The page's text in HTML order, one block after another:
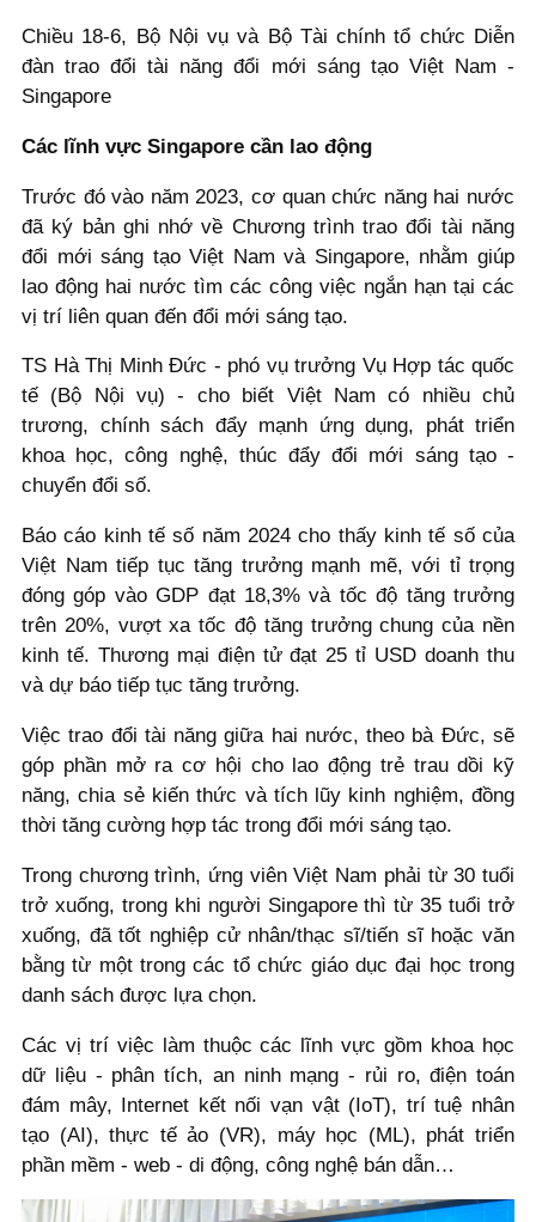
Chiều 18-6, Bộ Nội vụ và Bộ Tài chính tổ chức Diễn
đàn trao đổi tài năng đổi mới sáng tạo Việt Nam -
Singapore
Các lĩnh vực Singapore cần lao động
Trước đó vào năm 2023, cơ quan chức năng hai nước
đã ký bản ghi nhớ về Chương trình trao đổi tài năng
đổi mới sáng tạo Việt Nam và Singapore, nhằm giúp
lao động hai nước tìm các công việc ngắn hạn tại các
vị trí liên quan đến đổi mới sáng tạo.
TS Hà Thị Minh Đức - phó vụ trưởng Vụ Hợp tác quốc
tế (Bộ Nội vụ) - cho biết Việt Nam có nhiều chủ
trương, chính sách đẩy mạnh ứng dụng, phát triển
khoa học, công nghệ, thúc đẩy đổi mới sáng tạo -
chuyển đổi số.
Báo cáo kinh tế số năm 2024 cho thấy kinh tế số của
Việt Nam tiếp tục tăng trưởng mạnh mẽ, với tỉ trọng
đóng góp vào GDP đạt 18,3% và tốc độ tăng trưởng
trên 20%, vượt xa tốc độ tăng trưởng chung của nền
kinh tế. Thương mại điện tử đạt 25 tỉ USD doanh thu
và dự báo tiếp tục tăng trưởng.
Việc trao đổi tài năng giữa hai nước, theo bà Đức, sẽ
góp phần mở ra cơ hội cho lao động trẻ trau dồi kỹ
năng, chia sẻ kiến thức và tích lũy kinh nghiệm, đồng
thời tăng cường hợp tác trong đổi mới sáng tạo.
Trong chương trình, ứng viên Việt Nam phải từ 30 tuổi
trở xuống, trong khi người Singapore thì từ 35 tuổi trở
xuống, đã tốt nghiệp cử nhân/thạc sĩ/tiến sĩ hoặc văn
bằng từ một trong các tổ chức giáo dục đại học trong
danh sách được lựa chọn.
Các vị trí việc làm thuộc các lĩnh vực gồm khoa học
dữ liệu - phân tích, an ninh mạng - rủi ro, điện toán
đám mây, Internet kết nối vạn vật (IoT), trí tuệ nhân
tạo (AI), thực tế ảo (VR), máy học (ML), phát triển
phần mềm - web - di động, công nghệ bán dẫn…